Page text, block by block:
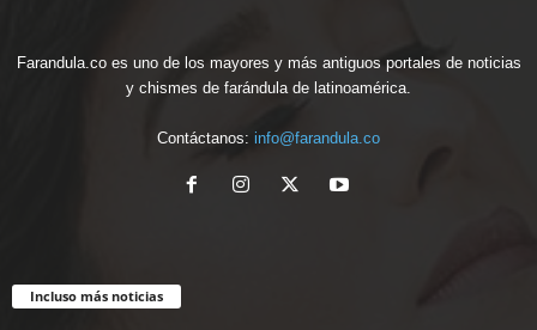
Farandula.co es uno de los mayores y más antiguos portales de noticias
y chismes de farándula de latinoamérica.
Contáctanos: info@farandula.co
Incluso más noticias